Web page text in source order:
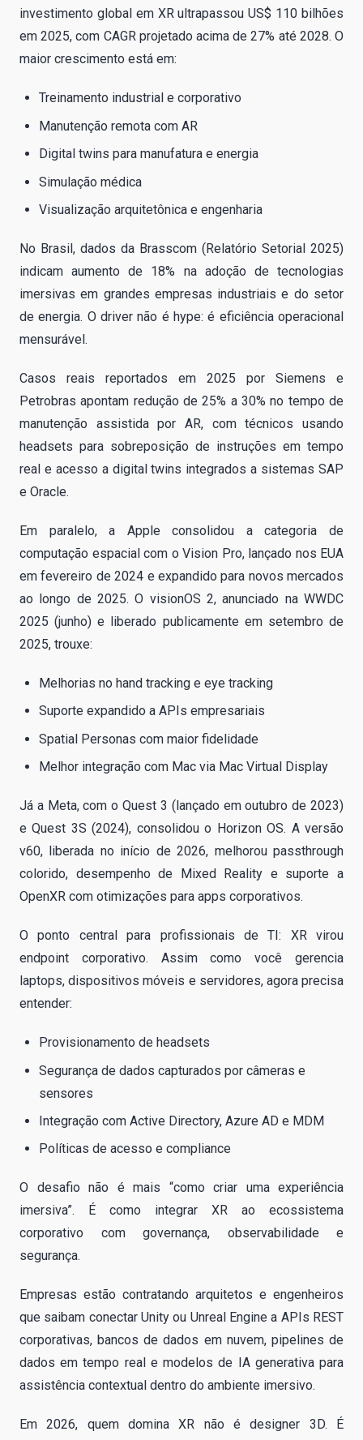
investimento global em XR ultrapassou US$ 110 bilhões
em 2025, com CAGR projetado acima de 27% até 2028. O
maior crescimento está em:
Treinamento industrial e corporativo
Manutenção remota com AR
Digital twins para manufatura e energia
Simulação médica
Visualização arquitetônica e engenharia
No Brasil, dados da Brasscom (Relatório Setorial 2025)
indicam aumento de 18% na adoção de tecnologias
imersivas em grandes empresas industriais e do setor
de energia. O driver não é hype: é eficiência operacional
mensurável.
Casos reais reportados em 2025 por Siemens e
Petrobras apontam redução de 25% a 30% no tempo de
manutenção assistida por AR, com técnicos usando
headsets para sobreposição de instruções em tempo
real e acesso a digital twins integrados a sistemas SAP
e Oracle.
Em paralelo, a Apple consolidou a categoria de
computação espacial com o Vision Pro, lançado nos EUA
em fevereiro de 2024 e expandido para novos mercados
ao longo de 2025. O visionOS 2, anunciado na WWDC
2025 (junho) e liberado publicamente em setembro de
2025, trouxe:
Melhorias no hand tracking e eye tracking
Suporte expandido a APIs empresariais
Spatial Personas com maior fidelidade
Melhor integração com Mac via Mac Virtual Display
Já a Meta, com o Quest 3 (lançado em outubro de 2023)
e Quest 3S (2024), consolidou o Horizon OS. A versão
v60, liberada no início de 2026, melhorou passthrough
colorido, desempenho de Mixed Reality e suporte a
OpenXR com otimizações para apps corporativos.
O ponto central para profissionais de TI: XR virou
endpoint corporativo. Assim como você gerencia
laptops, dispositivos móveis e servidores, agora precisa
entender:
Provisionamento de headsets
Segurança de dados capturados por câmeras e
sensores
Integração com Active Directory, Azure AD e MDM
Políticas de acesso e compliance
O desafio não é mais “como criar uma experiência
imersiva”. É como integrar XR ao ecossistema
corporativo com governança, observabilidade e
segurança.
Empresas estão contratando arquitetos e engenheiros
que saibam conectar Unity ou Unreal Engine a APIs REST
corporativas, bancos de dados em nuvem, pipelines de
dados em tempo real e modelos de IA generativa para
assistência contextual dentro do ambiente imersivo.
Em 2026, quem domina XR não é designer 3D. É